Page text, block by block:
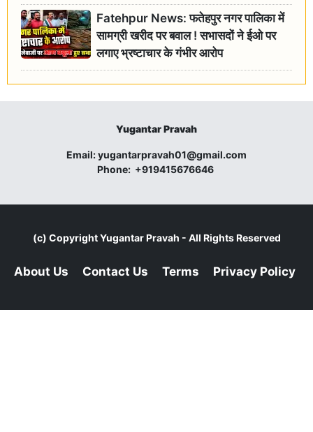
Fatehpur News: फतेहपुर नगर पालिका में
सामग्री खरीद पर बवाल ! सभासदों ने ईओ पर
लगाए भ्रष्टाचार के गंभीर आरोप
Yugantar Pravah
Email:yugantarpravah01@gmail.com
Phone: +919415676646
(c) CopyrightYugantar Pravah - All Rights Reserved
About Us Contact Us Terms Privacy Policy